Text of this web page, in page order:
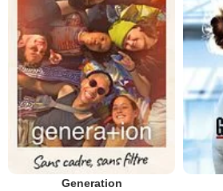
Generation